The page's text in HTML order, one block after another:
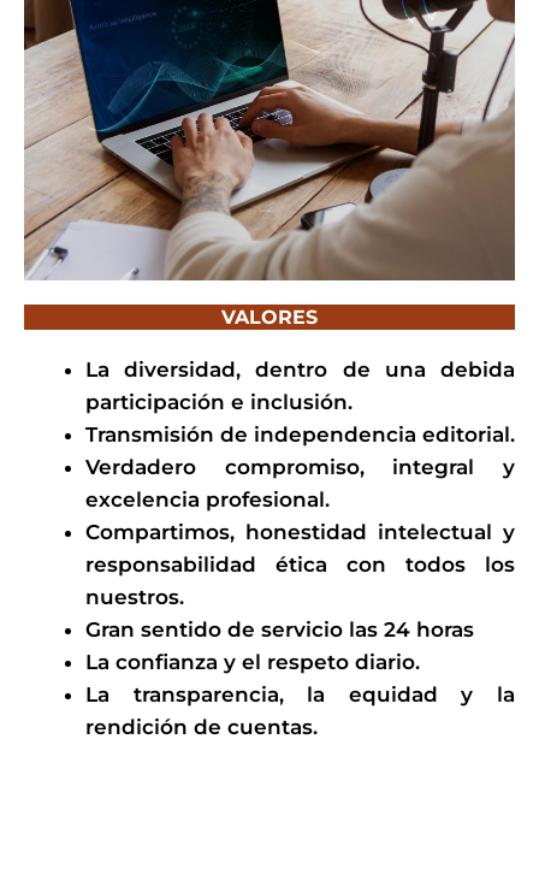
VALORES
La diversidad, dentro de una debida
participación e inclusión.
Transmisión de independencia editorial.
Verdadero compromiso, integral y
excelencia profesional.
Compartimos, honestidad intelectual y
responsabilidad ética con todos los
nuestros.
Gran sentido de servicio las 24 horas
La confianza y el respeto diario.
La transparencia, la equidad y la
rendición de cuentas.